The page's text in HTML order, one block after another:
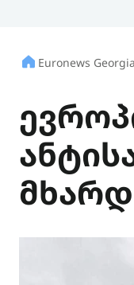
Euronews Georgia